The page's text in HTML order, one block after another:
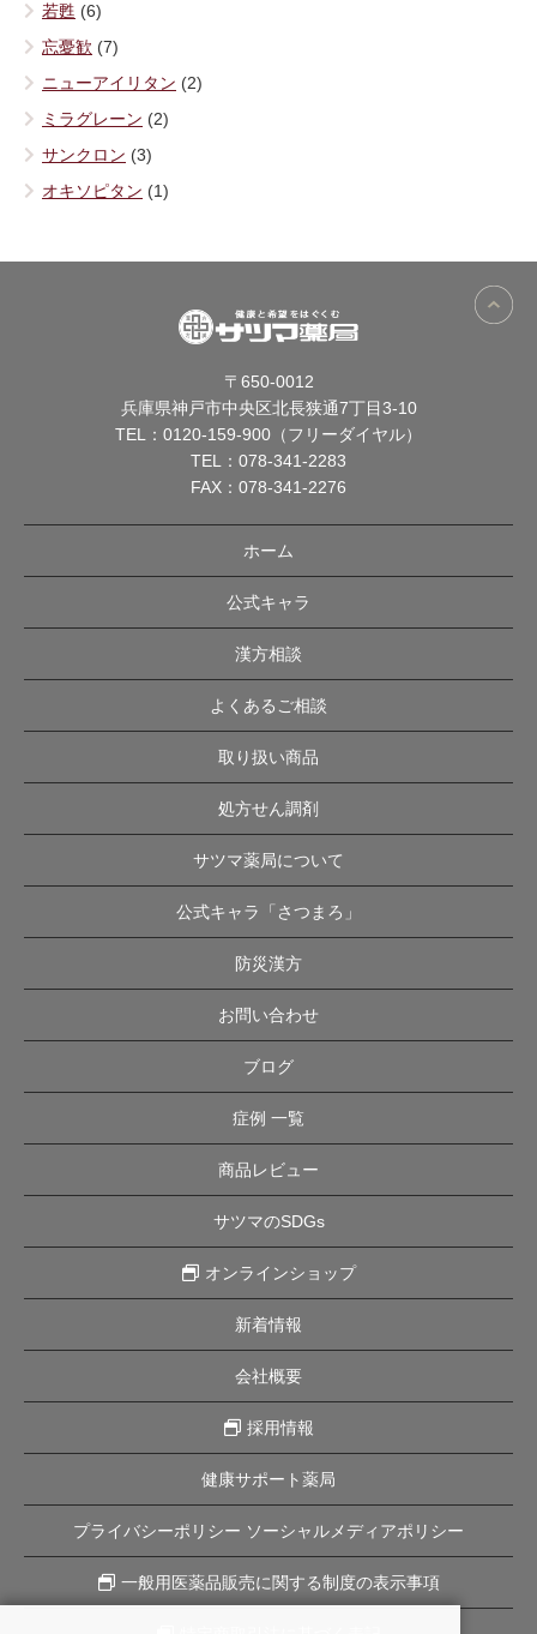
若甦 (6)
忘憂歓 (7)
ニューアイリタン (2)
ミラグレーン (2)
サンクロン (3)
オキソピタン (1)
〒650-0012
兵庫県神戸市中央区北長狭通7丁目3-10
TEL： 0120-159-900（フリーダイヤル）
TEL： 078-341-2283
FAX：078-341-2276
ホーム
公式キャラ
漢方相談
よくあるご相談
取り扱い商品
処方せん調剤
サツマ薬局について
公式キャラ「さつまろ」
防災漢方
お問い合わせ
ブログ
症例 一覧
商品レビュー
サツマのSDGs
オンラインショップ
新着情報
会社概要
採用情報
健康サポート薬局
プライバシーポリシー ソーシャルメディアポリシー
一般用医薬品販売に関する制度の表示事項